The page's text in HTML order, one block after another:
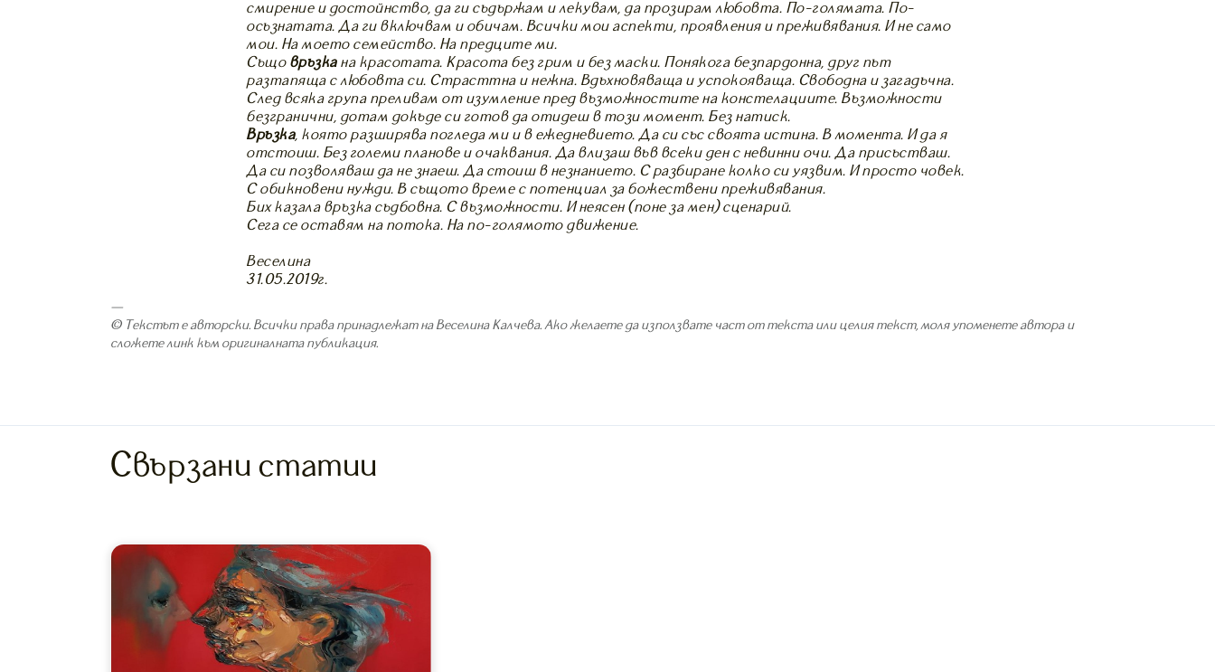
смирение и достойнство, да ги съдържам и лекувам, да прозирам любовта. По-голямата. По-
осъзнатата. Да ги включвам и обичам. Всички мои аспекти, проявления и преживявания. И не само
мои. На моето семейство. На предците ми.
Също връзкана красотата. Красота без грим и без маски. Понякога безпардонна, друг път
разтапяща с любовта си. Страсттна и нежна. Вдъхновяваща и успокояваща. Свободна и загадъчна.
След всяка група преливам от изумление пред възможностите на констелациите. Възможности
безгранични, дотам докъде си готов да отидеш в този момент. Без натиск.
Връзка, която разширява погледа ми и в ежедневието. Да си със своята истина. В момента. И да я
отстоиш. Без големи планове и очаквания. Да влизаш във всеки ден с невинни очи. Да присъстваш.
Да си позволяваш да не знаеш. Да стоиш в незнанието. С разбиране колко си уязвим. И просто човек.
С обикновени нужди. В същото време с потенциал за божествени преживявания.
Бих казала връзка съдбовна. С възможности. И неясен (поне за мен) сценарий.
Сега се оставям на потока. На по-голямото движение.
Веселина
31.05.2019г.
—
© Текстът е авторски. Всички права принадлежат на Веселина Калчева. Ако желаете да използвате част от текста или целия текст, моля упоменете автора и
сложете линк към оригиналната публикация.
Свързани статии